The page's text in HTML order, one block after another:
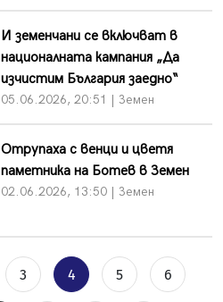
И земенчани се включват в
националната кампания „Да
изчистим България заедно“
05.06.2026, 20:51 | Земен
Отрупаха с венци и цветя
паметника на Ботев в Земен
02.06.2026, 13:50 | Земен
3 4 5 6